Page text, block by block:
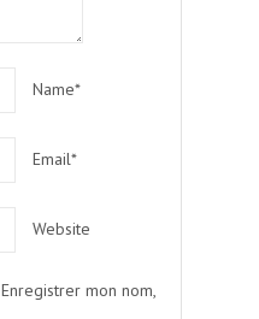
Name*
Email*
Website
Enregistrer mon nom,